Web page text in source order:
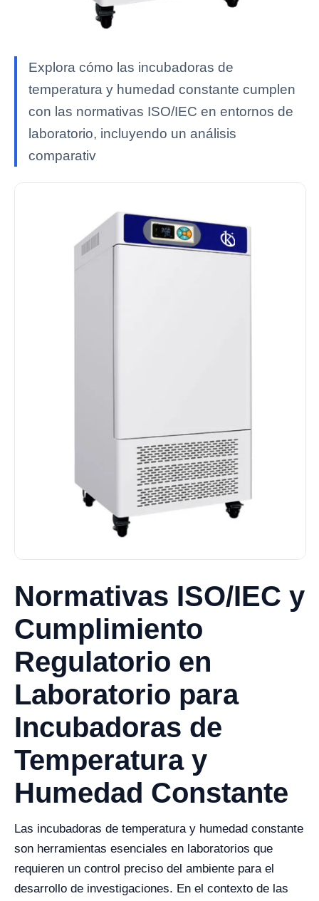
Explora cómo las incubadoras de
temperatura y humedad constante cumplen
con las normativas ISO/IEC en entornos de
laboratorio, incluyendo un análisis
comparativ
Normativas ISO/IEC y
Cumplimiento
Regulatorio en
Laboratorio para
Incubadoras de
Temperatura y
Humedad Constante
Las incubadoras de temperatura y humedad constante
son herramientas esenciales en laboratorios que
requieren un control preciso del ambiente para el
desarrollo de investigaciones. En el contexto de las